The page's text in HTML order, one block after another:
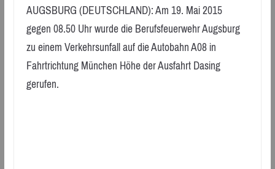
AUGSBURG (DEUTSCHLAND): Am 19. Mai 2015
gegen 08.50 Uhr wurde die Berufsfeuerwehr Augsburg
zu einem Verkehrsunfall auf die Autobahn A08 in
Fahrtrichtung München Höhe der Ausfahrt Dasing
gerufen.